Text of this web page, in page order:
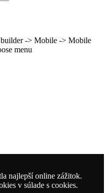
builder -> Mobile -> Mobile
menu
najlepší online zážitok.
v súlade s cookies.